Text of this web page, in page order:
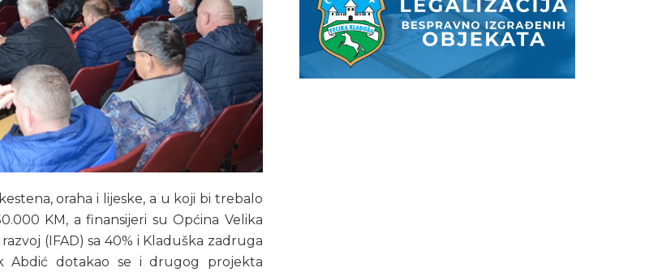
oraha i lijeske, a u koji bi trebalo
KM, a finansijeri su Općina Velika
(IFAD) sa 40% i Kladuška zadruga
Abdić dotakao se i drugog projekta